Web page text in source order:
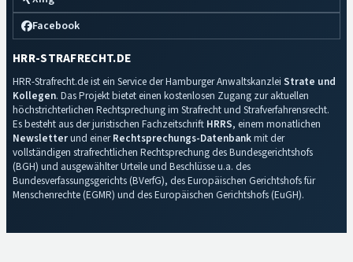
Facebook
HRR-STRAFRECHT.DE
HRR-Strafrecht.de ist ein Service der Hamburger Anwaltskanzlei Strate und
Kollegen. Das Projekt bietet einen kostenlosen Zugang zur aktuellen
höchstrichterlichen Rechtsprechung im Strafrecht und Strafverfahrensrecht.
Es besteht aus der juristischen Fachzeitschrift HRRS, einem monatlichen
Newsletterund einerRechtsprechungs-Datenbankmit der
vollständigen strafrechtlichen Rechtsprechung des Bundesgerichtshofs
(BGH) und ausgewählter Urteile und Beschlüsse u.a. des
Bundesverfassungsgerichts (BVerfG), des Europäischen Gerichtshofs für
Menschenrechte (EGMR) und des Europäischen Gerichtshofs (EuGH).